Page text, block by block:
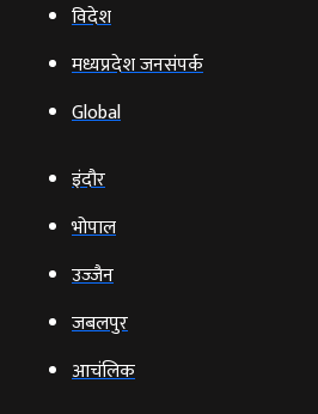
विदेश
मध्यप्रदेश जनसंपर्क
Global
इंदौर
भोपाल
उज्‍जैन
जबलपुर
आचंलिक